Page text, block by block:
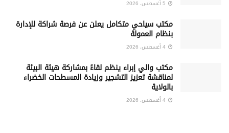
‏مكتب سياحي متكامل يعلن عن فرصة شراكة للإدارة
بنظام العمولة
مكتب والي إبراء ينظم لقاءً بمشاركة هيئة البيئة
لمناقشة تعزيز التشجير وزيادة المسطحات الخضراء
بالولاية